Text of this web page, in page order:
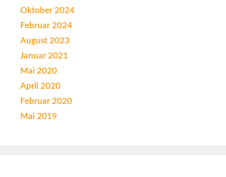
Oktober 2024
Februar 2024
August 2023
Januar 2021
Mai 2020
April 2020
Februar 2020
Mai 2019